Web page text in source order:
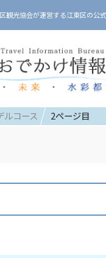
観光協会が運営する江東区の公
ルコース 2ページ目